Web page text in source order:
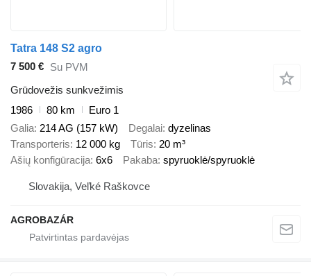
Tatra 148 S2 agro
7 500 € Su PVM
Grūdovežis sunkvežimis
1986
80 km
Euro 1
Galia 214 AG (157 kW) Degalai dyzelinas
Transporteris 12 000 kg Tūris 20 m³
Ašių konfigūracija 6x6 Pakaba spyruoklė/spyruoklė
Slovakija, Veľké Raškovce
AGROBAZÁR